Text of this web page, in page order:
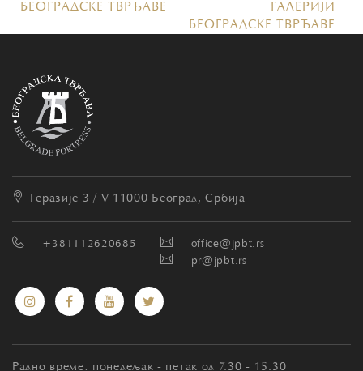
БЕОГРАДСКЕ ТВРЂАВЕ
ГАЛЕРИЈИ
БЕОГРАДСКЕ ТВРЂАВЕ
Теразије 3 / V 11000 Београд, Србија
+381112620685
office@jpbt.rs
pr@jpbt.rs
Радно време: понедељак - петак од 7.30 - 15.30